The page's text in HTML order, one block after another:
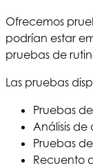
Ofrecemos
podrían estar
pruebas de
Las pruebas
Pruebas
Análisis de
Pruebas
Recuento